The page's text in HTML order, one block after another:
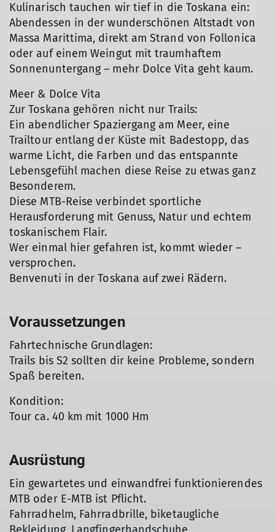
Kulinarisch tauchen wir tief in die Toskana ein:
Abendessen in der wunderschönen Altstadt von
Massa Marittima, direkt am Strand von Follonica
oder auf einem Weingut mit traumhaftem
Sonnenuntergang – mehr Dolce Vita geht kaum.
Meer & Dolce Vita
Zur Toskana gehören nicht nur Trails:
Ein abendlicher Spaziergang am Meer, eine
Trailtour entlang der Küste mit Badestopp, das
warme Licht, die Farben und das entspannte
Lebensgefühl machen diese Reise zu etwas ganz
Besonderem.
Diese MTB-Reise verbindet sportliche
Herausforderung mit Genuss, Natur und echtem
toskanischem Flair.
Wer einmal hier gefahren ist, kommt wieder –
versprochen.
Benvenuti in der Toskana auf zwei Rädern.
Voraussetzungen
Fahrtechnische Grundlagen:
Trails bis S2 sollten dir keine Probleme, sondern
Spaß bereiten.
Kondition:
Tour ca. 40 km mit 1000 Hm
Ausrüstung
Ein gewartetes und einwandfrei funktionierendes
MTB oder E-MTB ist Pflicht.
Fahrradhelm, Fahrradbrille, biketaugliche